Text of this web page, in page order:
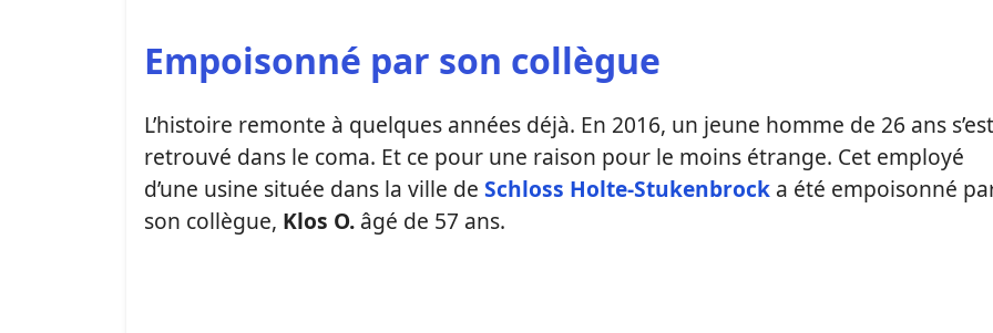
Empoisonné par son collègue
L’histoire remonte à quelques années déjà. En 2016, un jeune homme de 26 ans s’est
retrouvé dans le coma. Et ce pour une raison pour le moins étrange. Cet employé
d’une usine située dans la ville de Schloss Holte-Stukenbrock a été empoisonné
son collègue, Klos O. âgé de 57 ans.